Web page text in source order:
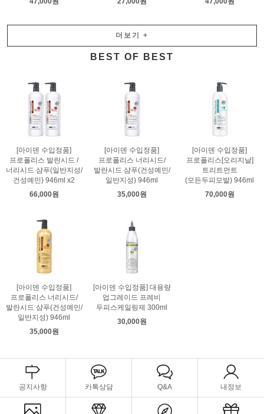
더보기 +
BEST OF BEST
[아이덴 수입정품]
프로폴리스 발란시드 /
너리시드 샴푸(일반지성/
건성예민) 946ml x2
66,000원
[아이덴 수입정품]
프로폴리스 너리시드/
발란시드 샴푸(건성예민/
일반지성) 946ml
35,000원
[아이덴 수입정품]
프로폴리스[오리지날]
트리트먼트
(모든두피모발) 946ml
70,000원
[아이덴 수입정품]
프로폴리스 너리시드/
발란시드 샴푸(건성예민/
일반지성) 946ml
35,000원
[아이덴 수입정품] 대용량
업그레이드 프레비
두피스케일링제 300ml
30,000원
공지사항 카톡상담 Q&A 내정보